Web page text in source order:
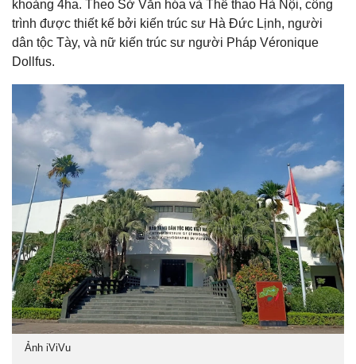
khoảng 4ha. Theo Sở Văn hóa và Thể thao Hà Nội, công
trình được thiết kế bởi kiến trúc sư Hà Đức Lịnh, người
dân tộc Tày, và nữ kiến trúc sư người Pháp Véronique
Dollfus.
Ảnh iViVu